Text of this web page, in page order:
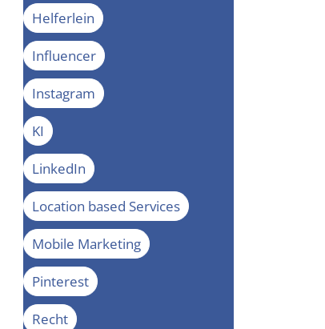
Helferlein
Influencer
Instagram
KI
LinkedIn
Location based Services
Mobile Marketing
Pinterest
Recht